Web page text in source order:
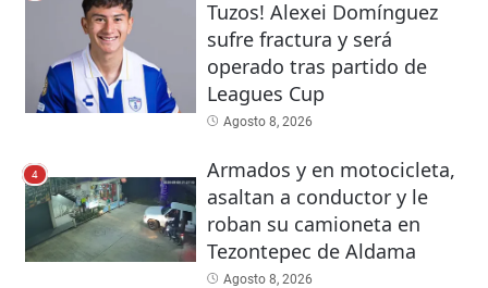
Tuzos! Alexei Domínguez
sufre fractura y será
operado tras partido de
Leagues Cup
Agosto 8, 2026
4
Armados y en motocicleta,
asaltan a conductor y le
roban su camioneta en
Tezontepec de Aldama
Agosto 8, 2026